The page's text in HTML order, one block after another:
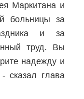
Маркитана и
больницы за
и за
труд. Вы
надежду и
сказал глава